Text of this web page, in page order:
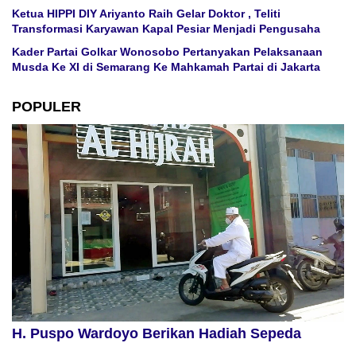
Ketua HIPPI DIY Ariyanto Raih Gelar Doktor , Teliti
Transformasi Karyawan Kapal Pesiar Menjadi Pengusaha
Kader Partai Golkar Wonosobo Pertanyakan Pelaksanaan
Musda Ke XI di Semarang Ke Mahkamah Partai di Jakarta
POPULER
H. Puspo Wardoyo Berikan Hadiah Sepeda